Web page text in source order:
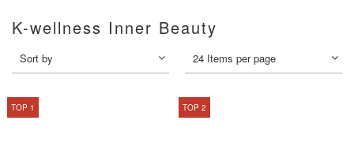
NEW💫ARI BOOTS 小腿足底按摩靴登場
K-wellness Inner Beauty
Sort by 24 Items per page
TOP 1 TOP 2